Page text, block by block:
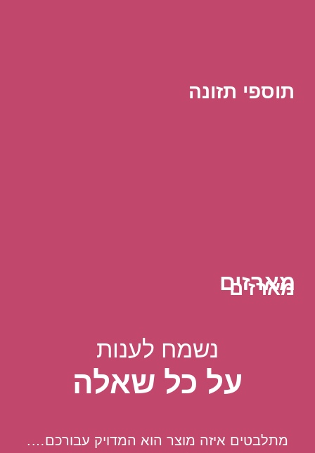
תוספי תזונה
מארזים
מארזים
נשמח לענות
על כל שאלה
מתלבטים איזה מוצר הוא המדויק עבורכם….